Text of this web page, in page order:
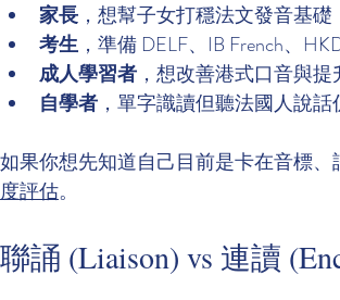
家長 ，想幫子女打穩法文發音基礎
考生 ，準備 DELF、IB French、
成人學習者 ，想改善港式口音與
自學者 ，單字識讀但聽法國人說
如果你想先知道自己目前是卡在音標
度評估。
聯誦 (Liaison) vs 連讀